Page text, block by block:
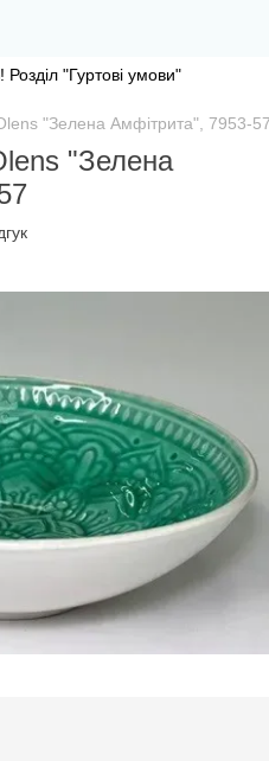
Розділ "Гуртові умови"
"Зелена Амфітрита", 7953-
"Зелена